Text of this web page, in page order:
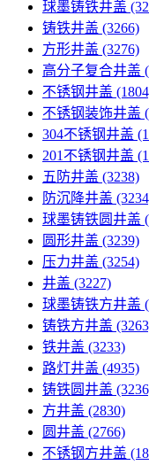
球墨铸铁井盖
铸铁井盖 (3266)
方形井盖 (3276)
高分子复合井盖
不锈钢井盖
不锈钢装饰井盖
304不锈钢井盖
201不锈钢井盖
五防井盖 (3238)
防沉降井盖
球墨铸铁圆井盖
圆形井盖 (3239)
压力井盖 (3254)
井盖 (3227)
球墨铸铁方井盖
铸铁方井盖
铁井盖 (3233)
路灯井盖 (4935)
铸铁圆井盖
方井盖 (2830)
圆井盖 (2766)
不锈钢方井盖